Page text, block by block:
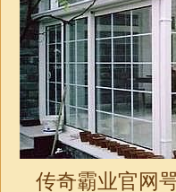
传奇霸业官网